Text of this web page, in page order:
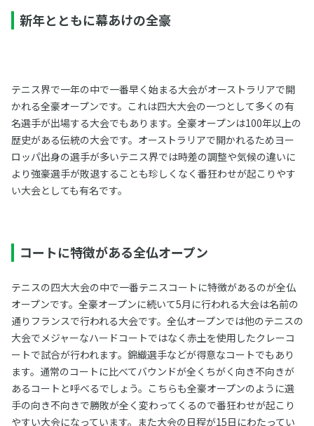
新年とともに幕あけの全豪
テニス界で一年の中で一番早く始まる大会がオーストラリアで開
かれる全豪オープンです。これは四大大会の一つとして多くの有
名選手が出場する大会でもあります。全豪オープンは100年以上の
歴史がある伝統の大会です。オーストラリアで開かれるためヨー
ロッパ出身の選手が多いテニス界では時差の調整や気候の違いに
より強豪選手が敗退することも珍しくなく番狂わせが起こりやす
い大会としても有名です。
コートに特徴がある全仏オープン
テニスの四大大会の中で一番テニスコートに特徴があるのが全仏
オープンです。全豪オープンに続いて5月に行われる大会は名前の
通りフランスで行われる大会です。全仏オープンでは他のテニスの
大会でメジャーなハードコートではなく赤土を使用したクレーコ
ートで試合が行われます。錦織選手などが得意なコートでもあり
ます。通常のコートに比べてバウンドが全くちがく向き不向きが
あるコートと呼べるでしょう。こちらも全豪オープンのように選
手の向き不向きで勝敗が全く変わってくるので番狂わせが起こり
やすい大会になっています。また大会の日程が15日にわたってい